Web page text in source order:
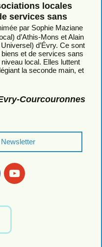
locales
services sans
par Sophie Maziane
d’Athis-Mons et Alain
d’Évry. Ce sont
et de services sans
local. Elles luttent
la seconde main, et
Courcouronnes